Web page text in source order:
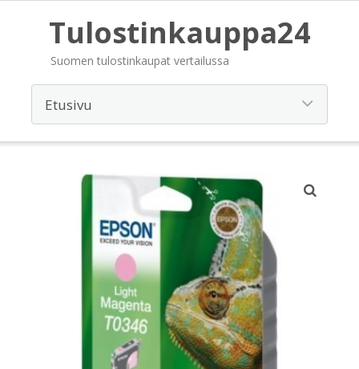
Tulostinkauppa24
Suomen tulostinkaupat vertailussa